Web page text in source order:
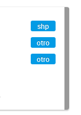
shp
otro
otro